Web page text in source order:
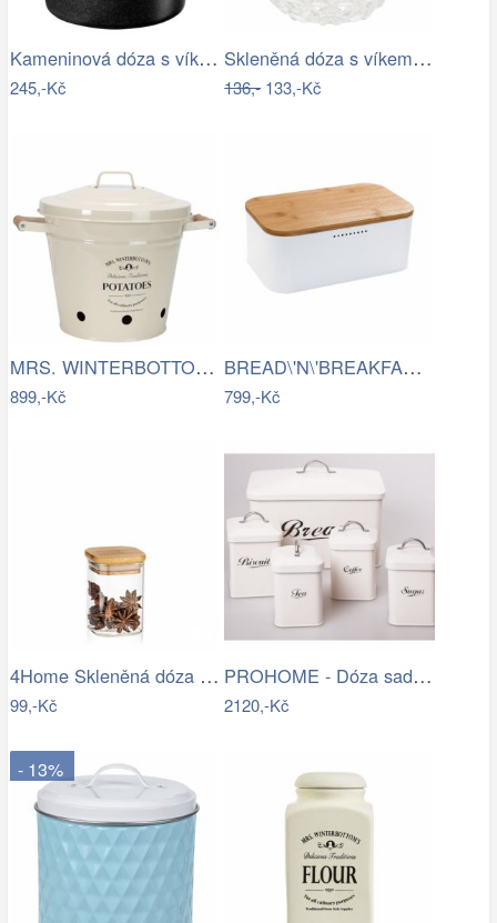
Kameninová dóza s víkem výška 10 cm…
245,-Kč
Skleněná dóza s víkem na cukr – Ø 10*13…
136,-133,-Kč
MRS. WINTERBOTTOM\'S Nádoba na brambory
899,-Kč
BREAD\'N\'BREAKFAST Chlebník s víkem -…
799,-Kč
4Home Skleněná dóza na potraviny s…
99,-Kč
PROHOME - Dóza sada 5dílná plechová
2120,-Kč
- 13%